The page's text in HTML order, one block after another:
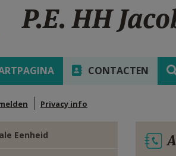
P.E. HH
CONTACTEN
Privacy info
Eenheid